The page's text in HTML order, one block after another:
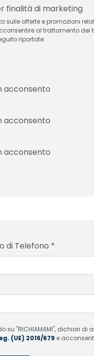
finalità di marketing
offerte e promozioni relative
al trattamento
riportate:
acconsento
acconsento
acconsento
di Telefono *
su "RICHIAMAMI", dichiari di
(UE) 2016/679 e